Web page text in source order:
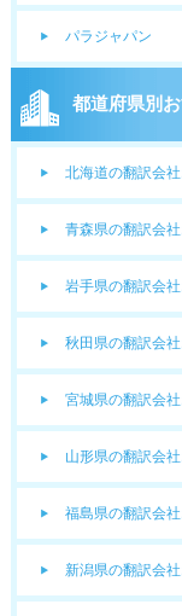
パラジャパン
都道府県別
北海道の翻訳会
青森県の翻訳会
岩手県の翻訳会
秋田県の翻訳会
宮城県の翻訳会
山形県の翻訳会
福島県の翻訳会
新潟県の翻訳会